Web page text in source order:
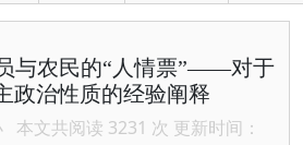
与农民的“人情票”——对于
政治性质的经验阐释
本文共阅读 3231 次 更新时间：